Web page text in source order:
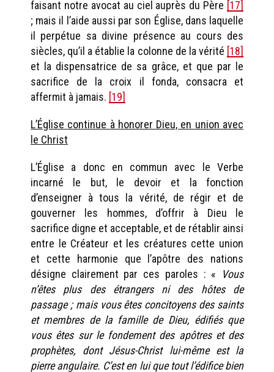
faisant notre avocat au ciel auprès du Père [17]
; mais il l’aide aussi par son Église, dans laquelle
il perpétue sa divine présence au cours des
siècles, qu’il a établie la colonne de la vérité [18]
et la dispensatrice de sa grâce, et que par le
sacrifice de la croix il fonda, consacra et
affermit à jamais. [19]
L’Église continue à honorer Dieu, en union avec
le Christ
L’Église a donc en commun avec le Verbe
incarné le but, le devoir et la fonction
d’enseigner à tous la vérité, de régir et de
gouverner les hommes, d’offrir à Dieu le
sacrifice digne et acceptable, et de rétablir ainsi
entre le Créateur et les créatures cette union
et cette harmonie que l’apôtre des nations
désigne clairement par ces paroles : «
Vous
n’êtes plus des étrangers ni des hôtes de
passage ; mais vous êtes concitoyens des saints
et membres de la famille de Dieu, édifiés que
vous êtes sur le fondement des apôtres et des
prophètes, dont Jésus-Christ lui-même est la
pierre angulaire. C’est en lui que tout l’édifice bien